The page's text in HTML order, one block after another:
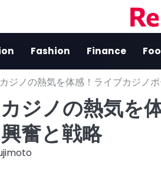
Fashion Finance
ジノの熱気を体感！ライブカジノ
ジノの熱気を
奮と戦略